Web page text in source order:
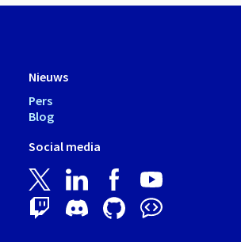
Nieuws
Pers
Blog
Social media